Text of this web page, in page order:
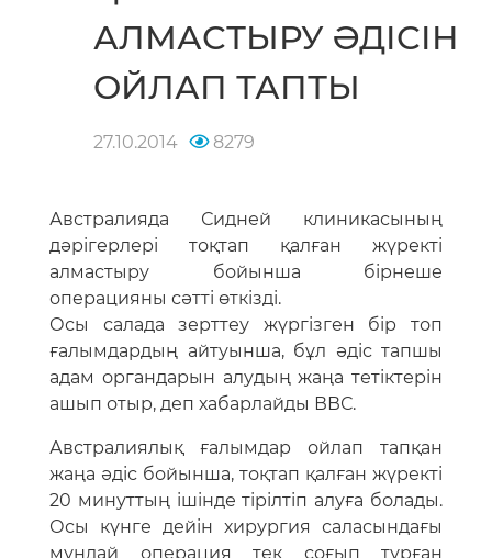
АЛМАСТЫРУ ӘДІСІН
ОЙЛАП ТАПТЫ
27.10.2014 8279
Австралияда Сидней клиникасының
дәрігерлері тоқтап қалған жүректі
алмастыру бойынша бірнеше
операцияны сәтті өткізді.
Осы салада зерттеу жүргізген бір топ
ғалымдардың айтуынша, бұл әдіс тапшы
адам органдарын алудың жаңа тетіктерін
ашып отыр, деп хабарлайды ВВС.
Австралиялық ғалымдар ойлап тапқан
жаңа әдіс бойынша, тоқтап қалған жүректі
20 минуттың ішінде тірілтіп алуға болады.
Осы күнге дейін хирургия саласындағы
мұндай операция тек соғып тұрған